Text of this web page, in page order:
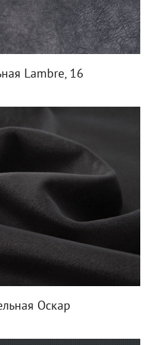
Lambre, 16
Оскар